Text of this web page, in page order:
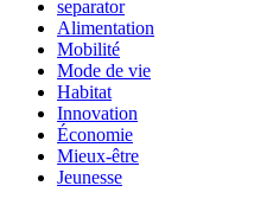
separator
Alimentation
Mobilité
Mode de vie
Habitat
Innovation
Économie
Mieux-être
Jeunesse